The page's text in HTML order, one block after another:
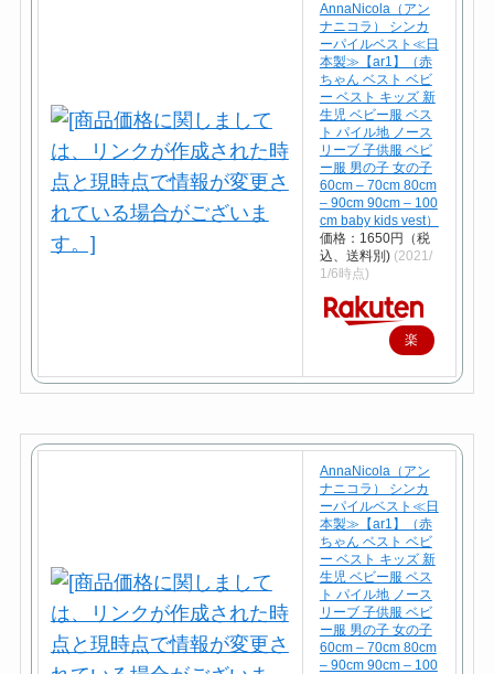
AnnaNicola（アン
ナニコラ） シンカ
ーパイルベスト≪日
本製≫【ar1】（赤
ちゃん ベスト ベビ
ー ベスト キッズ 新
生児 ベビー服 ベス
ト パイル地 ノース
リーブ 子供服 ベビ
ー服 男の子 女の子
60cm – 70cm 80cm
– 90cm 90cm – 100
cm baby kids vest）
価格：1650円（税
込、送料別) (2021/
1/6時点)
楽
AnnaNicola（アン
ナニコラ） シンカ
ーパイルベスト≪日
本製≫【ar1】（赤
ちゃん ベスト ベビ
ー ベスト キッズ 新
生児 ベビー服 ベス
ト パイル地 ノース
リーブ 子供服 ベビ
ー服 男の子 女の子
60cm – 70cm 80cm
– 90cm 90cm – 100